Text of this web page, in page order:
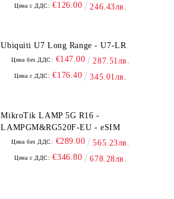
Цена с ДДС: €126.00 246.43лв.
Ubiquiti U7 Long Range - U7-LR
Цена без ДДС: €147.00 287.51лв.
Цена с ДДС: €176.40 345.01лв.
MikroTik LAMP 5G R16 -
LAMPGM&RG520F-EU - eSIM
Цена без ДДС: €289.00 565.23лв.
Цена с ДДС: €346.80 678.28лв.